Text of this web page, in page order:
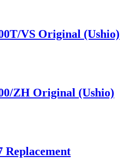
VS Original (Ushio)
ZH Original (Ushio)
Replacement